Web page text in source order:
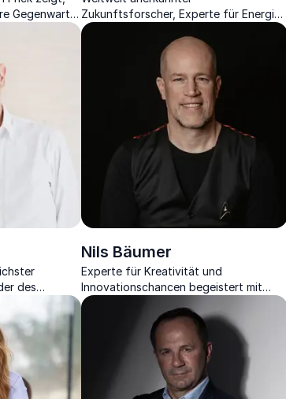
Gegenwart
und mit über
Zukunftsforscher, Experte für Energie,
Mobilität und Smart Networks entführt
Sie in die Arbeitswelt von morgen.
des
Speaker.
Nils Bäumer
Experte für Kreativität und
Innovationschancen begeistert mit
Taktiken der erfolgreichen
Potenzialerkennung im Unternehmen.